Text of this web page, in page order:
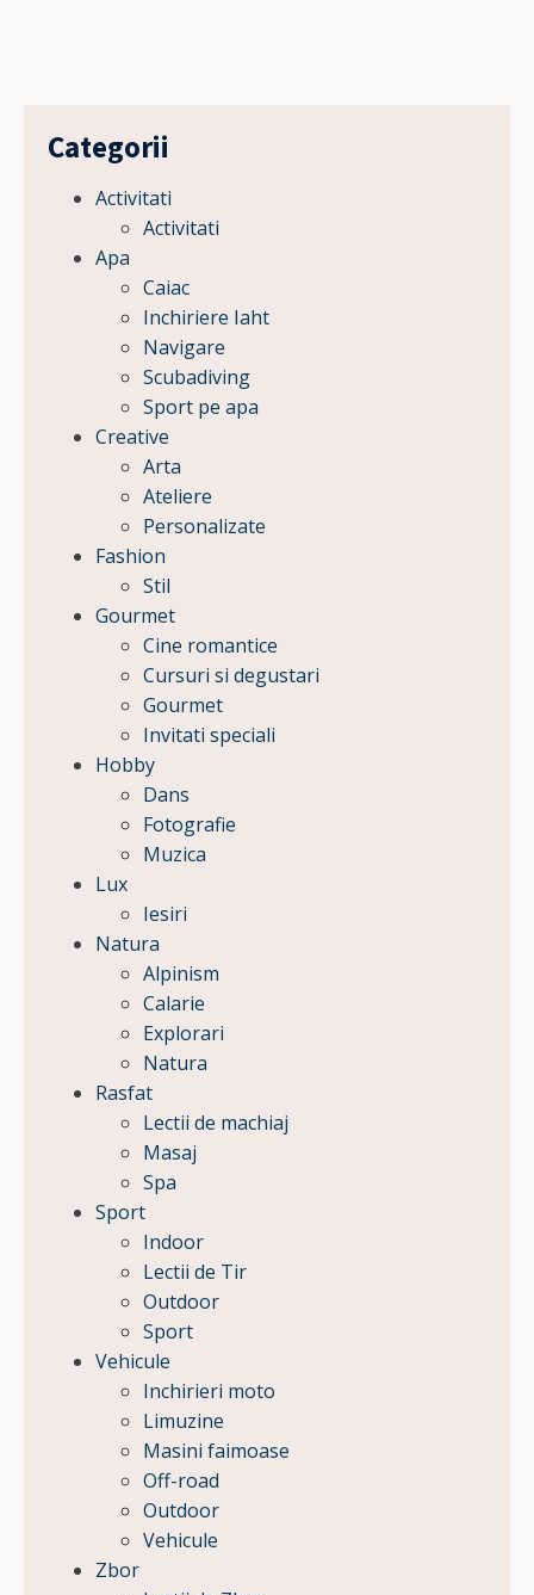
Categorii
Activitati
Activitati
Apa
Caiac
Inchiriere Iaht
Navigare
Scubadiving
Sport pe apa
Creative
Arta
Ateliere
Personalizate
Fashion
Stil
Gourmet
Cine romantice
Cursuri si degustari
Gourmet
Invitati speciali
Hobby
Dans
Fotografie
Muzica
Lux
Iesiri
Natura
Alpinism
Calarie
Explorari
Natura
Rasfat
Lectii de machiaj
Masaj
Spa
Sport
Indoor
Lectii de Tir
Outdoor
Sport
Vehicule
Inchirieri moto
Limuzine
Masini faimoase
Off-road
Outdoor
Vehicule
Zbor